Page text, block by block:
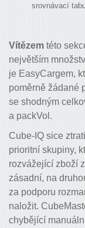
srovnávací
Vítězem této
největším
je EasyCargem,
poměrně žádané
se shodným
a packVol.
Cube-IQ sice
prioritní skupiny,
rozvážející zboží
zásadní, na
za podporu
naložit.
chybějící